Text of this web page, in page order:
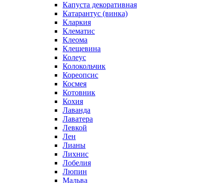
Капуста декоративная
Катарантус (винка)
Кларкия
Клематис
Клеома
Клещевина
Колеус
Колокольчик
Кореопсис
Космея
Котовник
Кохия
Лаванда
Лаватера
Левкой
Лен
Лианы
Лихнис
Лобелия
Люпин
Мальва